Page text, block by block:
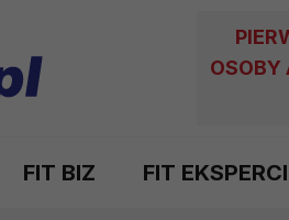
OSOBY
FIT BIZ FIT EKSPERCI